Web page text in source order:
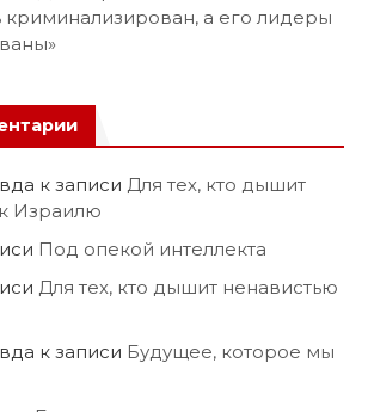
криминализирован, а его лидеры
к записи Для тех, кто дышит
Израилю
Под опекой интеллекта
Для тех, кто дышит ненавистью
к записи Будущее, которое мы